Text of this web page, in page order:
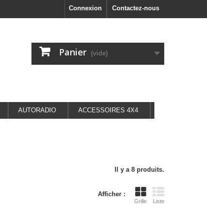
Contactez-nous
Connexion
Panier (vide)
AUTORADIO ACCESSOIRES 4X4
Il y a 8 produits.
Afficher :
Grille Liste